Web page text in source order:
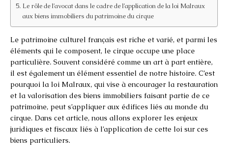
Le rôle de l’avocat dans le cadre de l’application de la loi Malraux
aux biens immobiliers du patrimoine du cirque
Le patrimoine culturel français est riche et varié, et parmi les
éléments qui le composent, le cirque occupe une place
particulière. Souvent considéré comme un art à part entière,
il est également un élément essentiel de notre histoire. C’est
pourquoi la loi Malraux, qui vise à encourager la restauration
et la valorisation des biens immobiliers faisant partie de ce
patrimoine, peut s’appliquer aux édifices liés au monde du
cirque. Dans cet article, nous allons explorer les enjeux
juridiques et fiscaux liés à l’application de cette loi sur ces
biens particuliers.